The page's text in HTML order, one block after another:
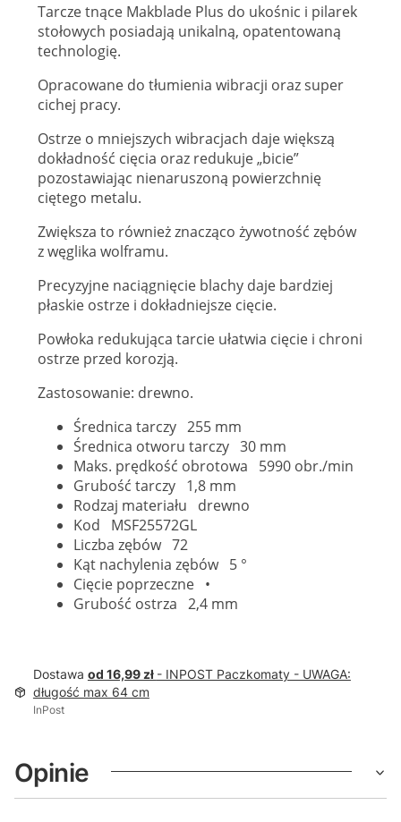
Tarcze tnące Makblade Plus do ukośnic i pilarek
stołowych posiadają unikalną, opatentowaną
technologię.
Opracowane do tłumienia wibracji oraz super
cichej pracy.
Ostrze o mniejszych wibracjach daje większą
dokładność cięcia oraz redukuje „bicie”
pozostawiając nienaruszoną powierzchnię
ciętego metalu.
Zwiększa to również znacząco żywotność zębów
z węglika wolframu.
Precyzyjne naciągnięcie blachy daje bardziej
płaskie ostrze i dokładniejsze cięcie.
Powłoka redukująca tarcie ułatwia cięcie i chroni
ostrze przed korozją.
Zastosowanie: drewno.
Średnica tarczy 255 mm
Średnica otworu tarczy 30 mm
Maks. prędkość obrotowa 5990 obr./min
Grubość tarczy 1,8 mm
Rodzaj materiału drewno
Kod MSF25572GL
Liczba zębów 72
Kąt nachylenia zębów 5 °
Cięcie poprzeczne •
Grubość ostrza 2,4 mm
Dostawa od 16,99 zł - INPOST Paczkomaty - UWAGA:
długość max 64 cm
InPost
Opinie